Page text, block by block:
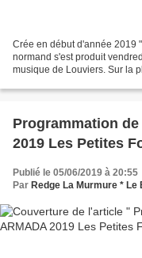
Crée en début d'année 2019
normand s'est produit
musique de Louviers. Sur la
Programmation
2019 Les Petites
Publié le 05/06/2019 à 20:55
Par Redge La Murmure *